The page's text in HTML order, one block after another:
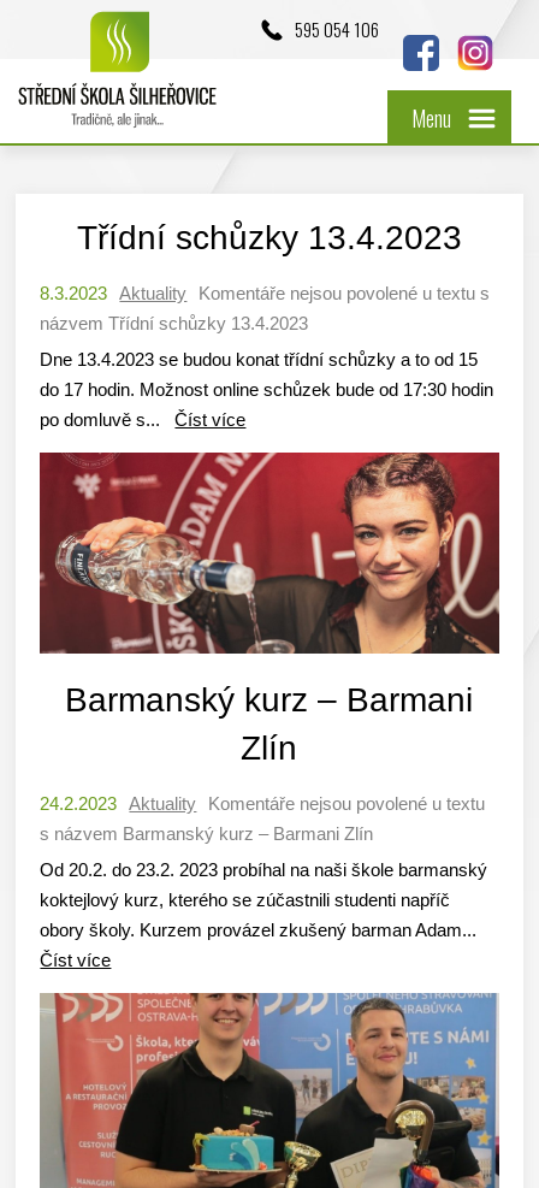
595 054 106
Menu
Třídní schůzky 13.4.2023
8.3.2023 Aktuality Komentáře nejsou povolené u textu s
názvem Třídní schůzky 13.4.2023
Dne 13.4.2023 se budou konat třídní schůzky a to od 15
do 17 hodin. Možnost online schůzek bude od 17:30 hodin
po domluvě s...Číst více
Barmanský kurz – Barmani
Zlín
24.2.2023 Aktuality Komentáře nejsou povolené u textu
s názvem Barmanský kurz – Barmani Zlín
Od 20.2. do 23.2. 2023 probíhal na naši škole barmanský
koktejlový kurz, kterého se zúčastnili studenti napříč
obory školy. Kurzem provázel zkušený barman Adam...
Číst více